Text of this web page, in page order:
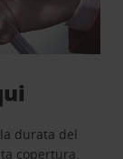
durata del
copertura.